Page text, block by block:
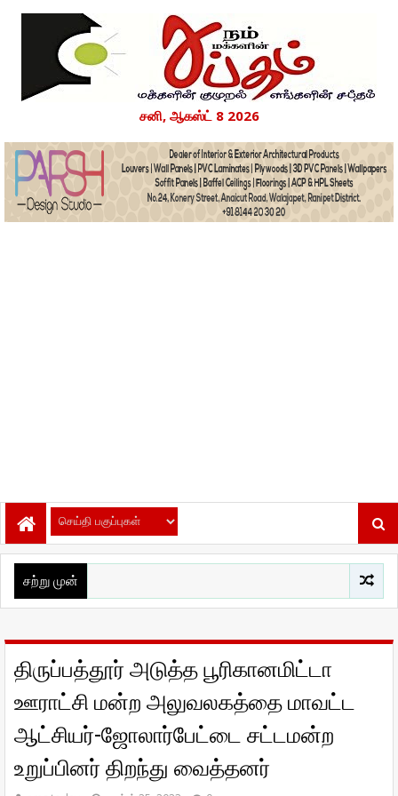
சனி, ஆகஸ்ட் 8 2026
சற்று முன்
திருப்பத்தூர் அடுத்த பூரிகானமிட்டா
ஊராட்சி மன்ற அலுவலகத்தை மாவட்ட
ஆட்சியர்-ஜோலார்பேட்டை சட்டமன்ற
உறுப்பினர் திறந்து வைத்தனர்